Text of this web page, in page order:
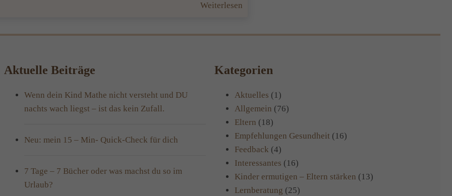
Weiterlesen
–
Kinder
lernen
können.
Aktuelle Beiträge
Wenn dein Kind Mathe nicht versteht und DU
nachts wach liegst – ist das kein Zufall.
Neu: mein 15 – Min- Quick-Check für dich
7 Tage – 7 Bücher oder was machst du so im
Urlaub?
Kategorien
Aktuelles (1)
Allgemein (76)
Eltern (18)
Empfehlungen Gesundheit(16)
Feedback (4)
Interessantes (16)
Kinder ermutigen – Eltern stärken (13)
Lernberatung (25)